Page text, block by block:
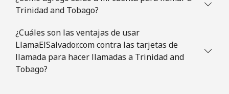
Trinidad and Tobago?
¿Cuáles son las ventajas de usar
LlamaElSalvador.com contra las tarjetas de
llamada para hacer llamadas a Trinidad and
Tobago?